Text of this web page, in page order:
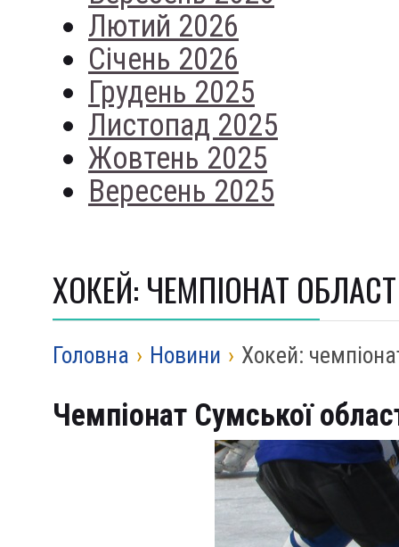
Лютий 2026
Січень 2026
Грудень 2025
Листопад 2025
Жовтень 2025
Вересень 2025
ХОКЕЙ: ЧЕМПІОНАТ
Головна › Новини › Хокей:
Чемпіонат Сумської